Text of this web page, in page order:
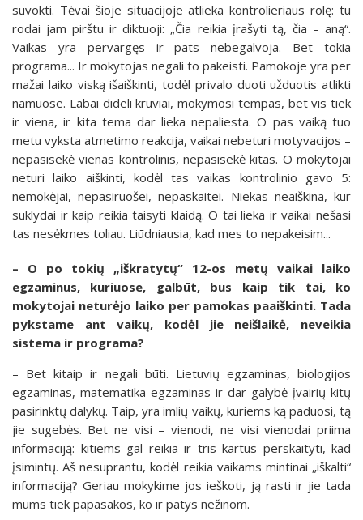
suvokti. Tėvai šioje situacijoje atlieka kontrolieriaus rolę: tu
rodai jam pirštu ir diktuoji: „Čia reikia įrašyti tą, čia – aną“.
Vaikas yra pervargęs ir pats nebegalvoja. Bet tokia
programa... Ir mokytojas negali to pakeisti. Pamokoje yra per
mažai laiko viską išaiškinti, todėl privalo duoti užduotis atlikti
namuose. Labai dideli krūviai, mokymosi tempas, bet vis tiek
ir viena, ir kita tema dar lieka nepaliesta. O pas vaiką tuo
metu vyksta atmetimo reakcija, vaikai nebeturi motyvacijos –
nepasisekė vienas kontrolinis, nepasisekė kitas. O mokytojai
neturi laiko aiškinti, kodėl tas vaikas kontrolinio gavo 5:
nemokėjai, nepasiruošei, nepaskaitei. Niekas neaiškina, kur
suklydai ir kaip reikia taisyti klaidą. O tai lieka ir vaikai nešasi
tas nesėkmes toliau. Liūdniausia, kad mes to nepakeisim...
– O po tokių „iškratytų“ 12-os metų vaikai laiko
egzaminus, kuriuose, galbūt, bus kaip tik tai, ko
mokytojai neturėjo laiko per pamokas paaiškinti. Tada
pykstame ant vaikų, kodėl jie neišlaikė, neveikia
sistema ir programa?
– Bet kitaip ir negali būti. Lietuvių egzaminas, biologijos
egzaminas, matematika egzaminas ir dar galybė įvairių kitų
pasirinktų dalykų. Taip, yra imlių vaikų, kuriems ką paduosi, tą
jie sugebės. Bet ne visi – vienodi, ne visi vienodai priima
informaciją: kitiems gal reikia ir tris kartus perskaityti, kad
įsimintų. Aš nesuprantu, kodėl reikia vaikams mintinai „iškalti“
informaciją? Geriau mokykime jos ieškoti, ją rasti ir jie tada
mums tiek papasakos, ko ir patys nežinom.